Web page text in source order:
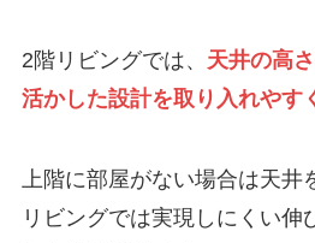
2階リビングでは、 天井の高
活かした設計を取り入れやす
上階に部屋がない場合は天井
リビングでは実現しにくい伸